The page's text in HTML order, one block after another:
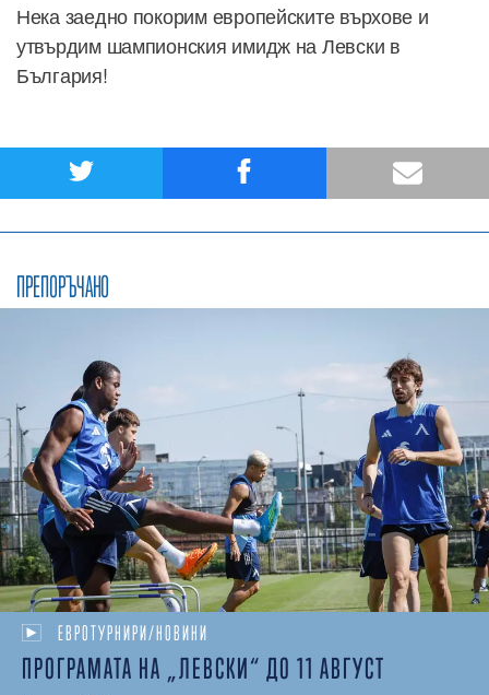
Нека заедно покорим европейските върхове и
утвърдим шампионския имидж на Левски в
България!
ПРЕПОРЪЧАНО
ЕВРОТУРНИРИ/НОВИНИ
ПРОГРАМАТА НА „ЛЕВСКИ“ ДО 11 АВГУСТ